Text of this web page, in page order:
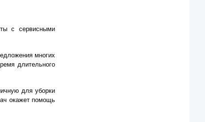
с сервисными
многих
длительного
для уборки
окажет помощь